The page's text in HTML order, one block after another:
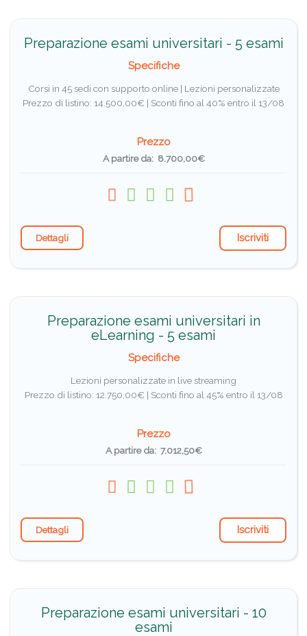
Preparazione esami universitari - 5 esami
Specifiche
Corsi in 45 sedi con supporto online | Lezioni personalizzate
Prezzo di listino: 14.500,00€ | Sconti fino al 40% entro il 13/08
Prezzo
A partire da: 8.700,00€
Dettagli Iscriviti
Preparazione esami universitari in
eLearning - 5 esami
Specifiche
Lezioni personalizzate in live streaming
Prezzo di listino: 12.750,00€ | Sconti fino al 45% entro il 13/08
Prezzo
A partire da: 7.012,50€
Dettagli Iscriviti
Preparazione esami universitari - 10
esami